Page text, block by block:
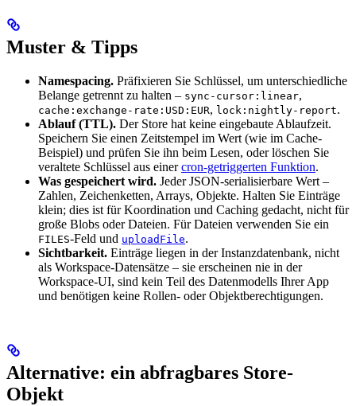
Muster & Tipps
Namespacing. Präfixieren Sie Schlüssel, um unterschiedliche
Belange getrennt zu halten – sync-cursor:linear,
cache:exchange-rate:USD:EUR, lock:nightly-report.
Ablauf (TTL). Der Store hat keine eingebaute Ablaufzeit.
Speichern Sie einen Zeitstempel im Wert (wie im Cache-
Beispiel) und prüfen Sie ihn beim Lesen, oder löschen Sie
veraltete Schlüssel aus einercron-getriggerten Funktion.
Was gespeichert wird. Jeder JSON-serialisierbare Wert –
Zahlen, Zeichenketten, Arrays, Objekte. Halten Sie Einträge
klein; dies ist für Koordination und Caching gedacht, nicht für
große Blobs oder Dateien. Für Dateien verwenden Sie ein
FILES-Feld und uploadFile.
Sichtbarkeit. Einträge liegen in der Instanzdatenbank, nicht
als Workspace-Datensätze – sie erscheinen nie in der
Workspace-UI, sind kein Teil des Datenmodells Ihrer App
und benötigen keine Rollen- oder Objektberechtigungen.
Alternative: ein abfragbares Store-
Objekt